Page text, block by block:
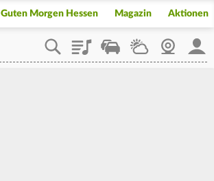
Guten Morgen Hessen Magazin Aktionen
PlaylistStaupilotWetterWebcam